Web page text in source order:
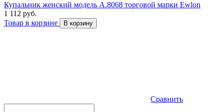
Купальник женский модель A.8068 торговой марки Ewlon
1 112 руб.
Товар в корзине
В корзину
Сравнить